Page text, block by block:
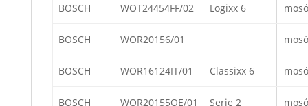
BOSCH WOT24454FF/02 Logixx 6
BOSCH WOR20156/01
BOSCH WOR16124IT/01 Classixx 6
BOSCH WOR20155OE/01 Serie 2